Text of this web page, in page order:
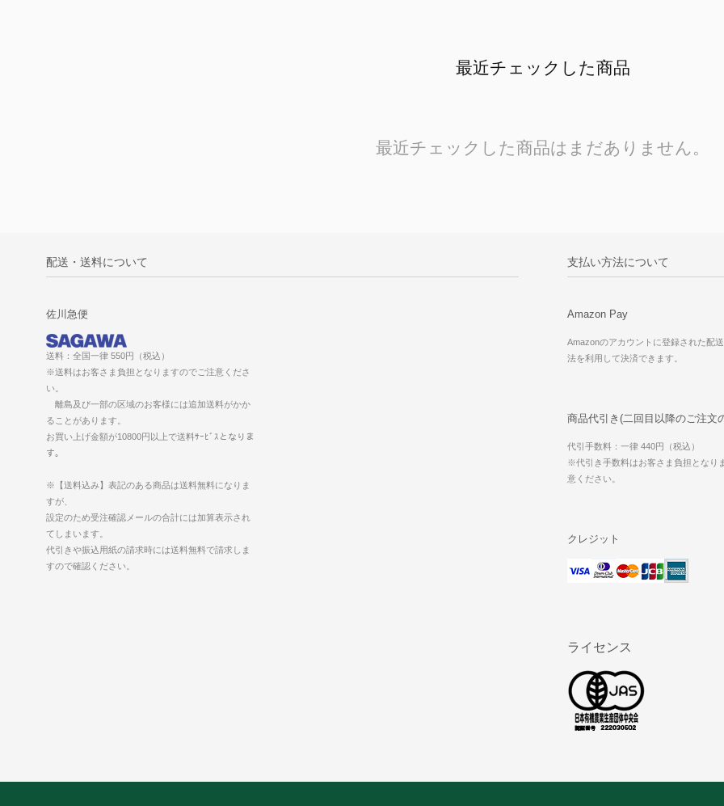
最近チェックした商品
最近チェックした商品はまだありません。
配送・送料について
佐川急便
送料：全国一律 550円（税込）
※送料はお客さま負担となりますのでご注意くださ
い。
離島及び一部の区域のお客様には追加送料がかか
ることがあります。
お買い上げ金額が10800円以上で送料ｻｰﾋﾞｽとなりま
す。
※【送料込み】表記のある商品は送料無料になりま
すが、
設定のため受注確認メールの合計には加算表示され
てしまいます。
代引きや振込用紙の請求時には送料無料で請求しま
すので確認ください。
支払い方法について
Amazon Pay
Amazonのアカウントに登録された配
法を利用して決済できます。
商品代引き(二回目以降のご注文
代引手数料：一律 440円（税込）
※代引き手数料はお客さま負担となり
意ください。
クレジット
ライセンス